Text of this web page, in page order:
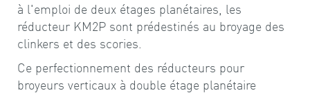
à l'emploi de deux étages planétaires, les
réducteur KM2P sont prédestinés au broyage des
clinkers et des scories.
Ce perfectionnement des réducteurs pour
broyeurs verticaux à double étage planétaire